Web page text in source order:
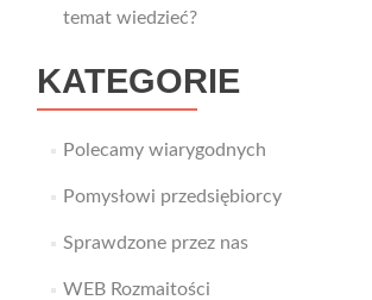
temat wiedzieć?
KATEGORIE
Polecamy wiarygodnych
Pomysłowi przedsiębiorcy
Sprawdzone przez nas
WEB Rozmaitości